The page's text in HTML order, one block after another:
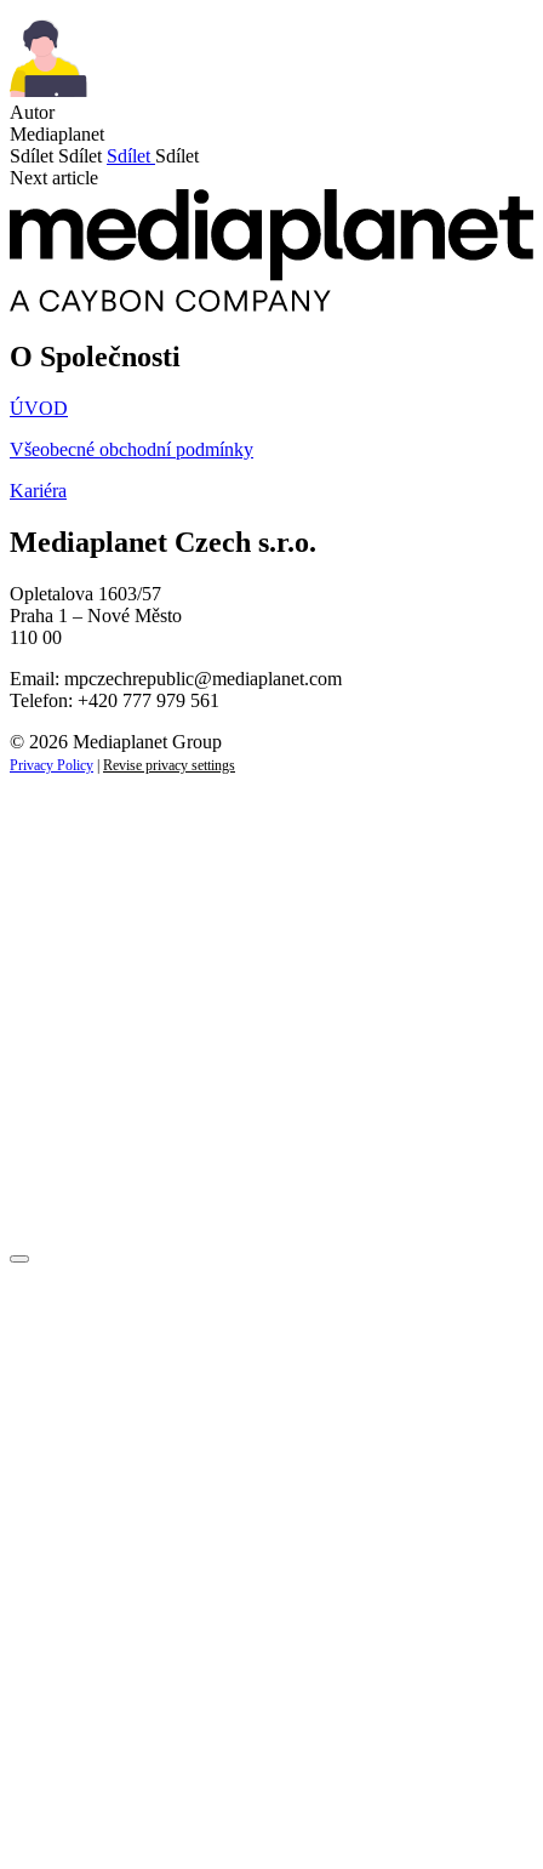
Autor
Mediaplanet
Sdílet Sdílet Sdílet Sdílet
Next article
O Společnosti
ÚVOD
Všeobecné obchodní podmínky
Kariéra
Mediaplanet Czech s.r.o.
Opletalova 1603/57
Praha 1 – Nové Město
110 00
Email: mpczechrepublic@mediaplanet.com
Telefon: +420 777 979 561
© 2026 Mediaplanet Group
Privacy Policy | Revise privacy settings